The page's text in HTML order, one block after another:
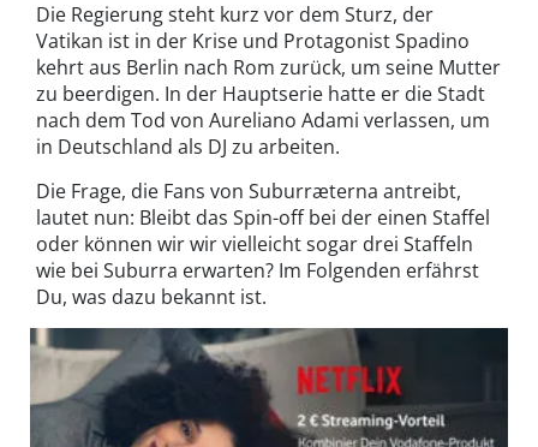
Die Regierung steht kurz vor dem Sturz, der
Vatikan ist in der Krise und Protagonist Spadino
kehrt aus Berlin nach Rom zurück, um seine Mutter
zu beerdigen. In der Hauptserie hatte er die Stadt
nach dem Tod von Aureliano Adami verlassen, um
in Deutschland als DJ zu arbeiten.
Die Frage, die Fans von Suburræterna antreibt,
lautet nun: Bleibt das Spin-off bei der einen Staffel
oder können wir wir vielleicht sogar drei Staffeln
wie bei Suburra erwarten? Im Folgenden erfährst
Du, was dazu bekannt ist.